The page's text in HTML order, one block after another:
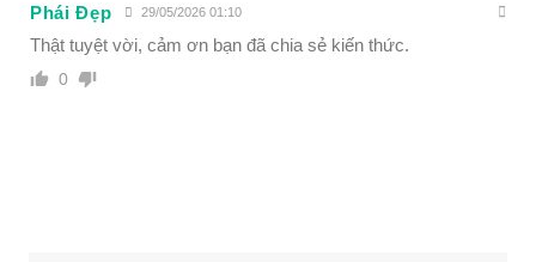
Phái Đẹp 29/05/2026 01:10
Thật tuyệt vời, cảm ơn bạn đã chia sẻ kiến thức.
0